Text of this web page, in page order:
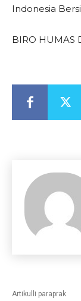
Indonesia
BIRO HUMAS
Artikulli paraprak